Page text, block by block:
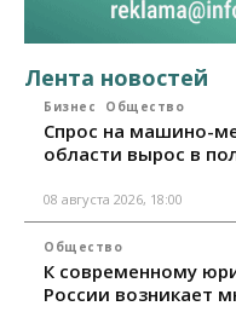
Лента новостей
Бизнес Общество
Спрос на машино-
области вырос в
08 августа 2026, 18:00
Общество
К современному
России возникает